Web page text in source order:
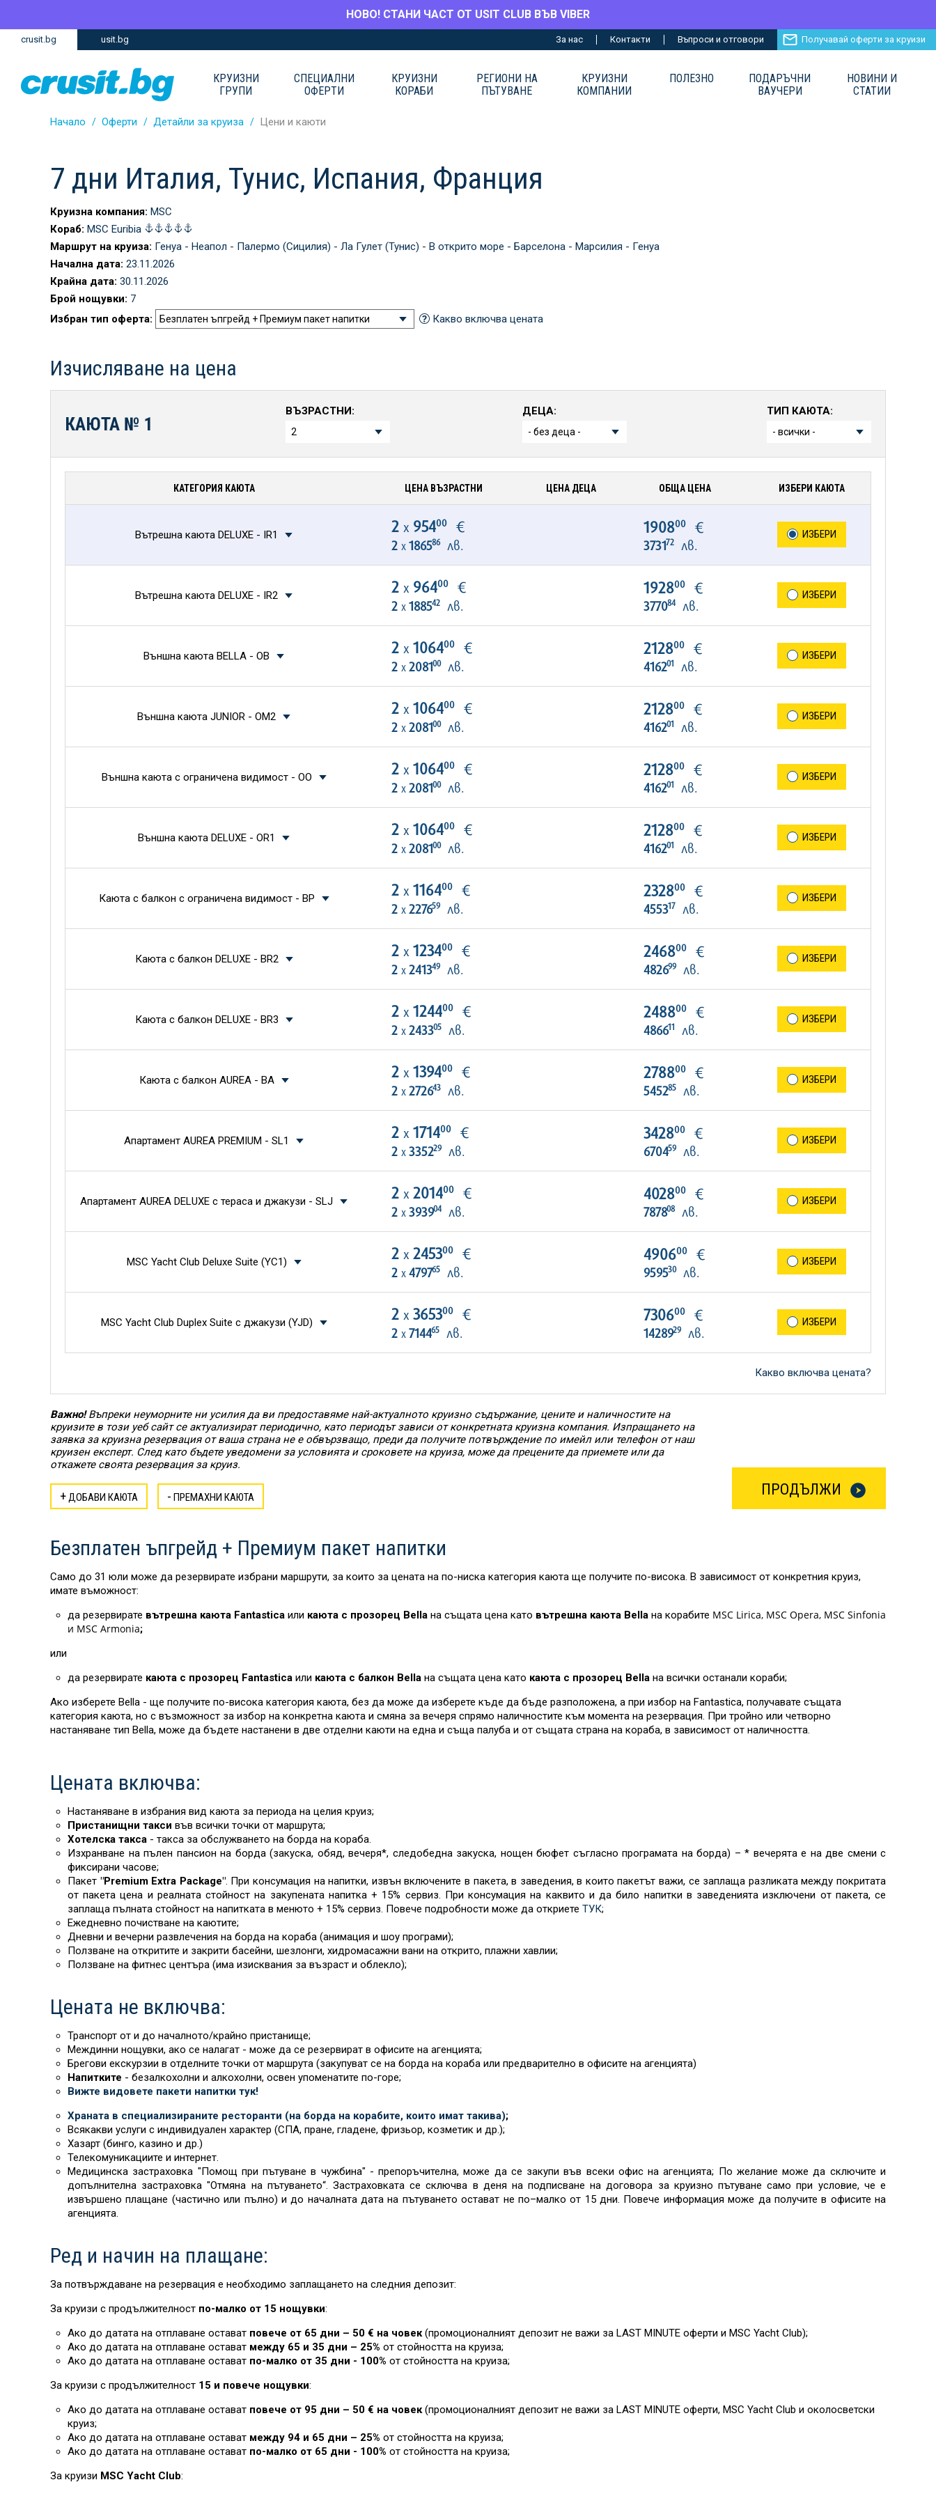
НОВО! СТАНИ ЧАСТ ОТ USIT CLUB ВЪВ VIBER
Премини
съдържание
Премини
crusit.bg usit.bg За нас Контакти Въпроси и отговори Получавай оферти за круизи
КРУИЗНИ
ГРУПИ
СПЕЦИАЛНИ
ОФЕРТИ
КРУИЗНИ
КОРАБИ
РЕГИОНИ НА
ПЪТУВАНЕ
КРУИЗНИ
КОМПАНИИ
ПОЛЕЗНО
ПОДАРЪЧНИ
ВАУЧЕРИ
НОВИНИ И
СТАТИИ
Начало Оферти Детайли за круиза Цени и каюти
7 дни Италия, Тунис, Испания, Франция
Круизна компания: MSC
Кораб: MSC Euribia
Маршрут на круиза: Генуа - Неапол - Палермо (Сицилия) - Ла Гулет (Тунис) - В открито море - Барселона - Марсилия - Генуа
Начална дата: 23.11.2026
Крайна дата: 30.11.2026
Брой нощувки: 7
Избран тип оферта:
Какво включва цената
Изчисляване на цена
КАЮТА № 1
ВЪЗРАСТНИ: ДЕЦА: ТИП КАЮТА:
КАТЕГОРИЯ КАЮТА ЦЕНА ВЪЗРАСТНИ ЦЕНА ДЕЦА ОБЩА ЦЕНА ИЗБЕРИ КАЮТА
Вътрешна каюта DELUXE - IR1 2 х 95400 €
2 х 186586лв.
190800€
373172лв.
ИЗБЕРИ
Вътрешна каюта DELUXE - IR2 2 х 96400 €
2 х 188542 лв.
192800€
377084лв.
ИЗБЕРИ
Външна каюта BELLA - OB 2 х 106400 €
2 х 208100лв.
212800€
416201 лв.
ИЗБЕРИ
Външна каюта JUNIOR - OM2 2 х 106400 €
2 х 208100лв.
212800€
416201 лв.
ИЗБЕРИ
Външна каюта с ограничена видимост - OO 2 х 106400 €
2 х 208100лв.
212800€
416201 лв.
ИЗБЕРИ
Външна каюта DELUXE - OR1 2 х 106400 €
2 х 208100лв.
212800€
416201 лв.
ИЗБЕРИ
Каюта с балкон с ограничена видимост - BP 2 х 116400 €
2 х 227659 лв.
232800€
455317лв.
ИЗБЕРИ
Каюта с балкон DELUXE - BR2 2 х 123400 €
2 х 241349 лв.
246800€
482699лв.
ИЗБЕРИ
Каюта с балкон DELUXE - BR3 2 х 124400 €
2 х 243305 лв.
248800€
486611 лв.
ИЗБЕРИ
Каюта с балкон AUREA - BA 2 х 139400 €
2 х 272643 лв.
278800€
545285лв.
ИЗБЕРИ
Апартамент AUREA PREMIUM - SL1 2 х 171400 €
2 х 335229 лв.
342800€
670459лв.
ИЗБЕРИ
Апартамент AUREA DELUXE с тераса и джакузи - SLJ 2 х 201400 €
2 х 393904 лв.
402800€
787808лв.
ИЗБЕРИ
MSC Yacht Club Deluxe Suite (YC1) 2 х 245300 €
2 х 479765 лв.
490600€
959530лв.
ИЗБЕРИ
MSC Yacht Club Duplex Suite с джакузи (YJD) 2 х 365300 €
2 х 714465 лв.
730600€
1428929лв.
ИЗБЕРИ
Какво включва цената?
Важно!Въпреки неуморните ни усилия да ви предоставяме най-актуалното круизно съдържание, цените и наличностите на
круизите в този уеб сайт се актуализират периодично, като периодът зависи от конкретната круизна компания. Изпращането на
заявка за круизна резервация от ваша страна не е обвързващо, преди да получите потвърждение по имейл или телефон от наш
круизен експерт. След като бъдете уведомени за условията и сроковете на круиза, може да прецените да приемете или да
откажете своята резервация за круиз.
+ДОБАВИ КАЮТА - ПРЕМАХНИ КАЮТА ПРОДЪЛЖИ
Безплатен ъпгрейд + Премиум пакет напитки
Само до 31 юли може да резервирате избрани маршрути, за които за цената на по-ниска категория каюта ще получите по-висока. В зависимост от конкретния круиз,
имате въможност:
да резервирате вътрешна каюта Fantastica или каюта с прозорец Bella на същата цена като вътрешна каюта Bella на корабите MSC Lirica, MSC Opera, MSC Sinfonia
и MSC Armonia;
или
да резервирате каюта с прозорец Fantastica или каюта с балкон Bella на същата цена като каюта с прозорец Bella на всички останали кораби;
Ако изберете Bella - ще получите по-висока категория каюта, без да може да изберете къде да бъде разположена, а при избор на Fantastica, получавате същата
категория каюта, но с възможност за избор на конкретна каюта и смяна за вечеря спрямо наличностите към момента на резервация. При тройно или четворно
настаняване тип Bella, може да бъдете настанени в две отделни каюти на една и съща палуба и от същата страна на кораба, в зависимост от наличността.
Цената включва:
Настаняване в избрания вид каюта за периода на целия круиз;
Пристанищни такси във всички точки от маршрута;
Хотелска такса - такса за обслужването на борда на кораба.
Изхранване на пълен пансион на борда (закуска, обяд, вечеря*, следобедна закуска, нощен бюфет съгласно програмата на борда) – * вечерята е на две смени с
фиксирани часове;
Пакет "Premium Extra Package". При консумация на напитки, извън включените в пакета, в заведения, в които пакетът важи, се заплаща разликата между покритата
от пакета цена и реалната стойност на закупената напитка + 15% сервиз. При консумация на каквито и да било напитки в заведенията изключени от пакета, се
заплаща пълната стойност на напитката в менюто + 15% сервиз. Повече подробности може да откриете ТУК;
Ежедневно почистване на каютите;
Дневни и вечерни развлечения на борда на кораба (анимация и шоу програми);
Ползване на откритите и закрити басейни, шезлонги, хидромасажни вани на открито, плажни хавлии;
Ползване на фитнес центъра (има изисквания за възраст и облекло);
Цената не включва:
Транспорт от и до началното/крайно пристанище;
Междинни нощувки, ако се налагат - може да се резервират в офисите на агенцията;
Брегови екскурзии в отделните точки от маршрута (закупуват се на борда на кораба или предварително в офисите на агенцията)
Напитките - безалкохолни и алкохолни, освен упоменатите по-горе;
Вижте видовете пакети напитки тук!
Храната в специализираните ресторанти (на борда на корабите, които имат такива);
Всякакви услуги с индивидуален характер (СПА, пране, гладене, фризьор, козметик и др.);
Хазарт (бинго, казино и др.)
Телекомуникациите и интернет.
Медицинска застраховка "Помощ при пътуване в чужбина" - препоръчителна, може да се закупи във всеки офис на агенцията; По желание може да сключите и
допълнителна застраховка "Отмяна на пътуването“. Застраховката се сключва в деня на подписване на договора за круизно пътуване само при условие, че е
извършено плащане (частично или пълно) и до началната дата на пътуването остават не по–малко от 15 дни. Повече информация може да получите в офисите на
агенцията.
Ред и начин на плащане:
За потвърждаване на резервация е необходимо заплащането на следния депозит:
За круизи с продължителност по-малко от 15 нощувки:
Ако до датата на отплаване остават повече от 65 дни – 50 € на човек(промоционалният депозит не важи за LAST MINUTE оферти и MSC Yacht Club);
Ако до датата на отплаване остават между 65 и 35 дни – 25% от стойността на круиза;
Ако до датата на отплаване остават по-малко от 35 дни - 100% от стойността на круиза;
За круизи с продължителност 15 и повече нощувки:
Ако до датата на отплаване остават повече от 95 дни – 50 € на човек(промоционалният депозит не важи за LAST MINUTE оферти, MSC Yacht Club и околосветски
круиз;
Ако до датата на отплаване остават между 94 и 65 дни – 25% от стойността на круиза;
Ако до датата на отплаване остават по-малко от 65 дни - 100% от стойността на круиза;
За круизи MSC Yacht Club: